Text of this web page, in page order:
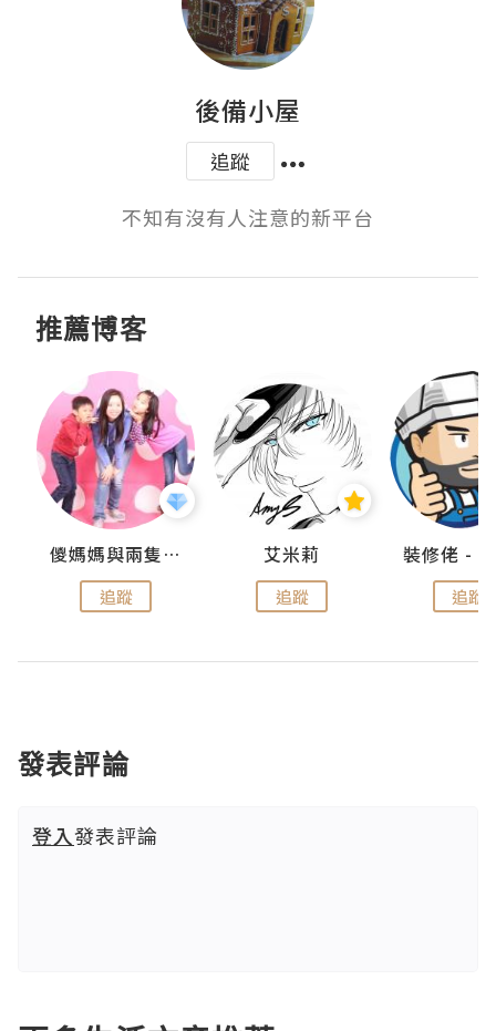
後備小屋
追蹤
不知有沒有人注意的新平台
推薦博客
儍媽媽與兩隻小魔怪之家
追蹤
艾米莉
追蹤 追蹤
發表評論
登入發表評論